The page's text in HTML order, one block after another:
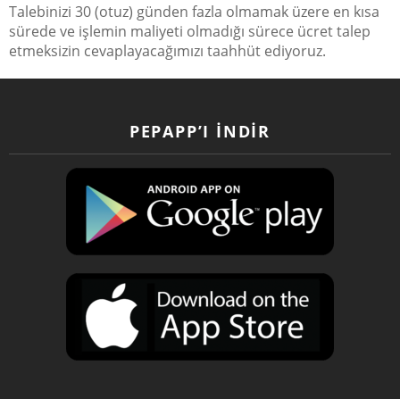
Talebinizi 30 (otuz) günden fazla olmamak üzere en kısa
sürede ve işlemin maliyeti olmadığı sürece ücret talep
etmeksizin cevaplayacağımızı taahhüt ediyoruz.
PEPAPP’I İNDIR